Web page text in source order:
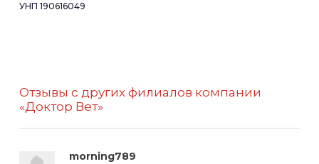
УНП 190616049
Отзывы с других филиалов компании
«Доктор Вет»
morning789